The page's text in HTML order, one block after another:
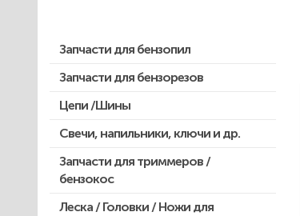
Запчасти для бензопил
Запчасти для бензопил Stihl
Запчасти для бензопил Husqvarna,
Запчасти для Китайских бензопил
Запчасти для бензопил Oleo-mac,
Echo и др.
Запчасти для бензорезов
Цепи /Шины
Свечи, напильники, ключи и др.
Запчасти для триммеров /
бензокос
Запчасти для Китайских триммеров
Леска / Головки / Ножи для